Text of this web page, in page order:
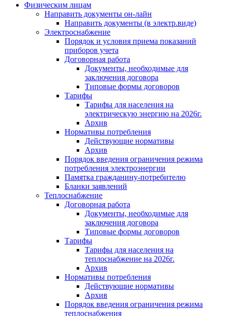
Физическим лицам
Направить документы он-лайн
Направить документы (в электр.виде)
Электроснабжение
Порядок и условия приема показаний
приборов учета
Договорная работа
Документы, необходимые для
заключения договора
Типовые формы договоров
Тарифы
Тарифы для населения на
электрическую энергию на 2026г.
Архив
Нормативы потребления
Действующие нормативы
Архив
Порядок введения ограничения режима
потребления электроэнергии
Памятка гражданину-потребителю
Бланки заявлений
Теплоснабжение
Договорная работа
Документы, необходимые для
заключения договора
Типовые формы договоров
Тарифы
Тарифы для населения на
теплоснабжение на 2026г.
Архив
Нормативы потребления
Действующие нормативы
Архив
Порядок введения ограничения режима
теплоснабжения